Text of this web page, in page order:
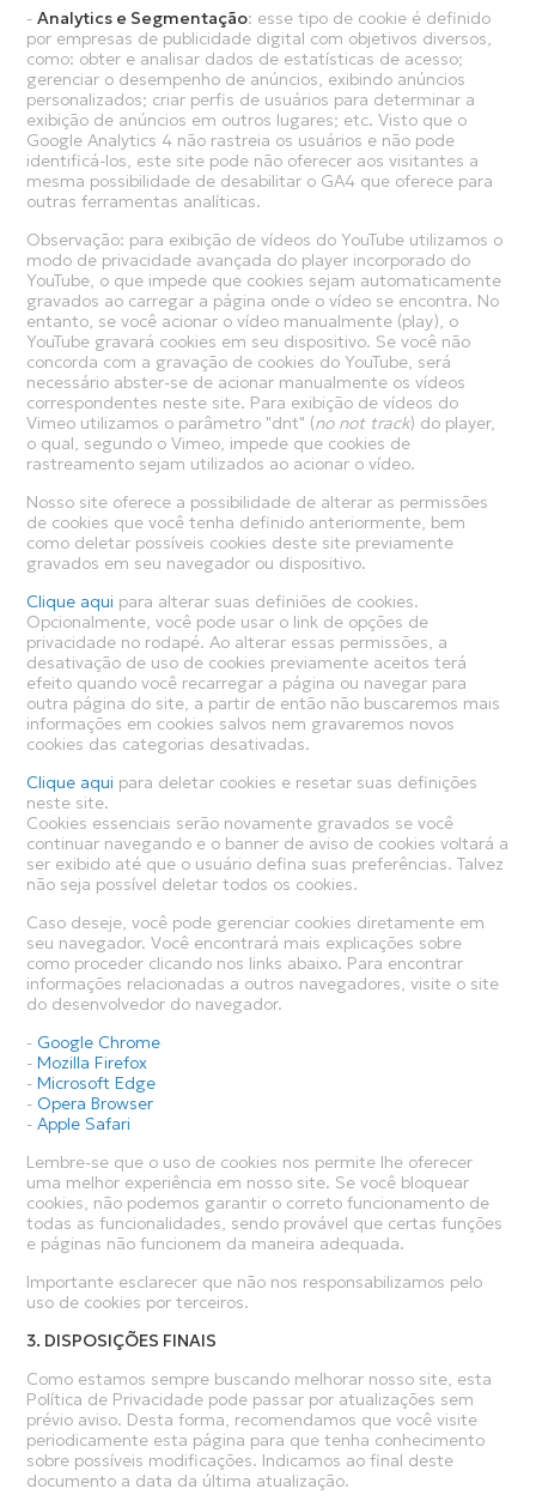
-Analytics e Segmentação: esse tipo de cookie é definido
por empresas de publicidade digital com objetivos diversos,
como: obter e analisar dados de estatísticas de acesso;
gerenciar o desempenho de anúncios, exibindo anúncios
personalizados; criar perfis de usuários para determinar a
exibição de anúncios em outros lugares; etc. Visto que o
Google Analytics 4 não rastreia os usuários e não pode
identificá-los, este site pode não oferecer aos visitantes a
mesma possibilidade de desabilitar o GA4 que oferece para
outras ferramentas analíticas.
Observação: para exibição de vídeos do YouTube utilizamos o
modo de privacidade avançada do player incorporado do
YouTube, o que impede que cookies sejam automaticamente
gravados ao carregar a página onde o vídeo se encontra. No
entanto, se você acionar o vídeo manualmente (play), o
YouTube gravará cookies em seu dispositivo. Se você não
concorda com a gravação de cookies do YouTube, será
necessário abster-se de acionar manualmente os vídeos
correspondentes neste site. Para exibição de vídeos do
Vimeo utilizamos o parâmetro "dnt" (no not track) do player,
o qual, segundo o Vimeo, impede que cookies de
rastreamento sejam utilizados ao acionar o vídeo.
Nosso site oferece a possibilidade de alterar as permissões
de cookies que você tenha definido anteriormente, bem
como deletar possíveis cookies deste site previamente
gravados em seu navegador ou dispositivo.
Clique aqui para alterar suas definiões de cookies.
Opcionalmente, você pode usar o link de opções de
privacidade no rodapé. Ao alterar essas permissões, a
desativação de uso de cookies previamente aceitos terá
efeito quando você recarregar a página ou navegar para
outra página do site, a partir de então não buscaremos mais
informações em cookies salvos nem gravaremos novos
cookies das categorias desativadas.
Clique aqui para deletar cookies e resetar suas definições
neste site.
Cookies essenciais serão novamente gravados se você
continuar navegando e o banner de aviso de cookies voltará a
ser exibido até que o usuário defina suas preferências. Talvez
não seja possível deletar todos os cookies.
Caso deseje, você pode gerenciar cookies diretamente em
seu navegador. Você encontrará mais explicações sobre
como proceder clicando nos links abaixo. Para encontrar
informações relacionadas a outros navegadores, visite o site
do desenvolvedor do navegador.
- Google Chrome
-Mozilla Firefox
-Microsoft Edge
- Opera Browser
-Apple Safari
Lembre-se que o uso de cookies nos permite lhe oferecer
uma melhor experiência em nosso site. Se você bloquear
cookies, não podemos garantir o correto funcionamento de
todas as funcionalidades, sendo provável que certas funções
e páginas não funcionem da maneira adequada.
Importante esclarecer que não nos responsabilizamos pelo
uso de cookies por terceiros.
3. DISPOSIÇÕES FINAIS
Como estamos sempre buscando melhorar nosso site, esta
Política de Privacidade pode passar por atualizações sem
prévio aviso. Desta forma, recomendamos que você visite
periodicamente esta página para que tenha conhecimento
sobre possíveis modificações. Indicamos ao final deste
documento a data da última atualização.